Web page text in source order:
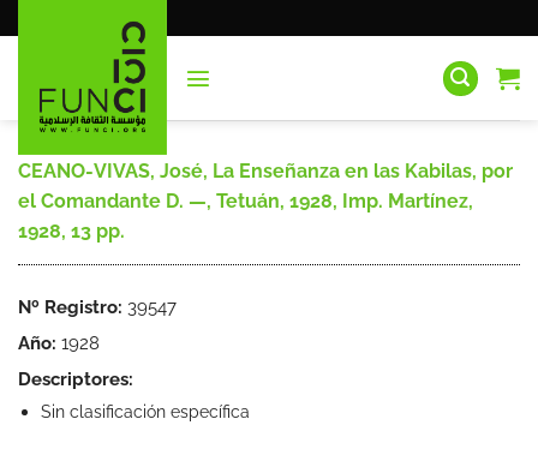
al
CEANO-VIVAS, José, La Enseñanza en las Kabilas, por
el Comandante D. —, Tetuán, 1928, Imp. Martínez,
1928, 13 pp.
Nº Registro: 39547
Año: 1928
Descriptores:
Sin clasificación específica